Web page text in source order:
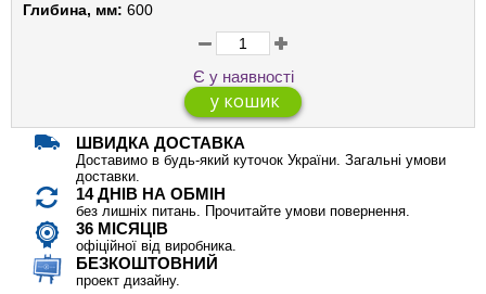
Глибина, мм: 600
Є у наявності
ШВИДКА ДОСТАВКА
Доставимо в будь-який куточок України. Загальні умови
доставки.
14 ДНІВ НА ОБМІН
без лишніх питань. Прочитайте умови повернення.
36 МІСЯЦІВ
офіційної від виробника.
БЕЗКОШТОВНИЙ
проект дизайну.